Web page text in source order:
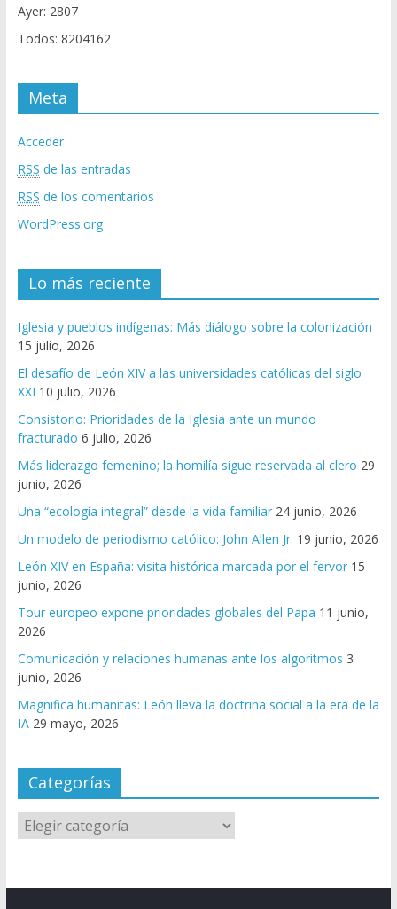
Ayer: 2807
Todos: 8204162
Meta
Acceder
RSS de las entradas
RSS de los comentarios
WordPress.org
Lo más reciente
Iglesia y pueblos indígenas: Más diálogo sobre la colonización
15 julio, 2026
El desafío de León XIV a las universidades católicas del siglo
XXI 10 julio, 2026
Consistorio: Prioridades de la Iglesia ante un mundo
fracturado 6 julio, 2026
Más liderazgo femenino; la homilía sigue reservada al clero 29
junio, 2026
Una “ecología integral” desde la vida familiar 24 junio, 2026
Un modelo de periodismo católico: John Allen Jr. 19 junio, 2026
León XIV en España: visita histórica marcada por el fervor 15
junio, 2026
Tour europeo expone prioridades globales del Papa 11 junio,
2026
Comunicación y relaciones humanas ante los algoritmos 3
junio, 2026
Magnifica humanitas: León lleva la doctrina social a la era de la
IA 29 mayo, 2026
Categorías